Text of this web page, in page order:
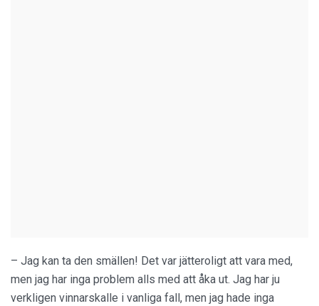
– Jag kan ta den smällen! Det var jätteroligt att vara med,
men jag har inga problem alls med att åka ut. Jag har ju
verkligen vinnarskalle i vanliga fall, men jag hade inga